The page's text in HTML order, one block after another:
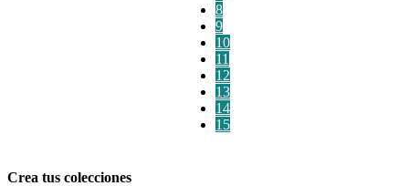
8
9
10
11
12
13
14
15
Crea tus colecciones